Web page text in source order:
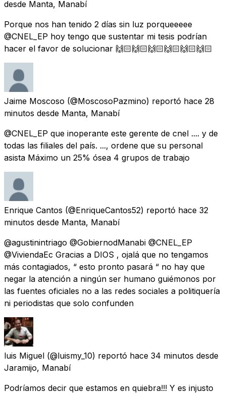
desde Manta, Manabí
Porque nos han tenido 2 días sin luz porqueeeee
@CNEL_EP hoy tengo que sustentar mi tesis podrían
hacer el favor de solucionar 🙌🏻🙌🏻🙌🏻🙌🏻🙌🏻🙌🏻
Jaime Moscoso (@MoscosoPazmino) reportó hace 28
minutos desde Manta, Manabí
@CNEL_EP que inoperante este gerente de cnel .... y de
todas las filiales del país. ..., ordene que su personal
asista Máximo un 25% ósea 4 grupos de trabajo
Enrique Cantos (@EnriqueCantos52) reportó hace 32
minutos desde Manta, Manabí
@agustinintriago @GobiernodManabi @CNEL_EP
@ViviendaEc Gracias a DIOS , ojalá que no tengamos
más contagiados, “ esto pronto pasará “ no hay que
negar la atención a ningún ser humano guiémonos por
las fuentes oficiales no a las redes sociales a politiquería
ni periodistas que solo confunden
luis Miguel (@luismy_10) reportó hace 34 minutos desde
Jaramijo, Manabí
Podríamos decir que estamos en quiebra!!! Y es injusto